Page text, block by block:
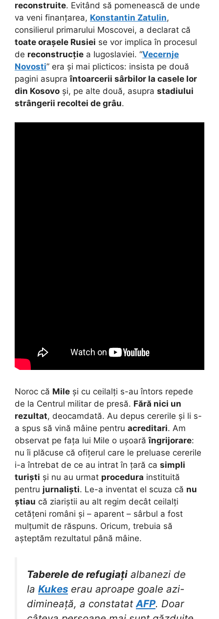
reconstruite. Evitând să pomenească de unde
va veni finanțarea, Konstantin Zatulin,
consilierul primarului Moscovei, a declarat că
toate orașele Rusiei se vor implica în procesul
de reconstrucție a Iugoslaviei. “Vecernje
Novosti” era și mai plicticos: insista pe două
pagini asupraîntoarcerii sârbilor la casele lor
din Kosovo și, pe alte două, asupra stadiului
strângerii recoltei de grâu.
Noroc că Mile și cu ceilalți s-au întors repede
de la Centrul militar de presă. Fără nici un
rezultat, deocamdată. Au depus cererile și li s-
a spus să vină mâine pentru acreditari. Am
observat pe fața lui Mile o ușoarăîngrijorare:
nu îi plăcuse că ofițerul care le preluase cererile
i-a întrebat de ce au intrat în țară ca simpli
turiști și nu au urmat procedura instituită
pentru jurnaliști. Le-a inventat el scuza că nu
știau că ziariștii au alt regim decât ceilalți
cetățeni români și – aparent – sârbul a fost
mulțumit de răspuns. Oricum, trebuia să
așteptăm rezultatul până mâine.
Taberele de refugiați albanezi de
la Kukes erau aproape goale azi-
dimineață, a constatat AFP. Doar